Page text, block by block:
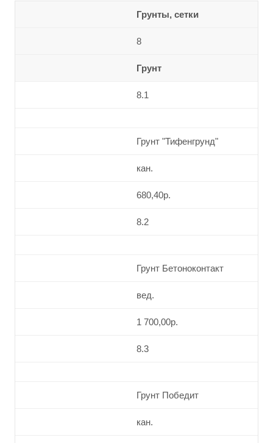
Грунты, сетки
8
Грунт
8.1
Грунт "Тифенгрунд"
кан.
680,40р.
8.2
Грунт Бетоноконтакт
вед.
1 700,00р.
8.3
Грунт Победит
кан.